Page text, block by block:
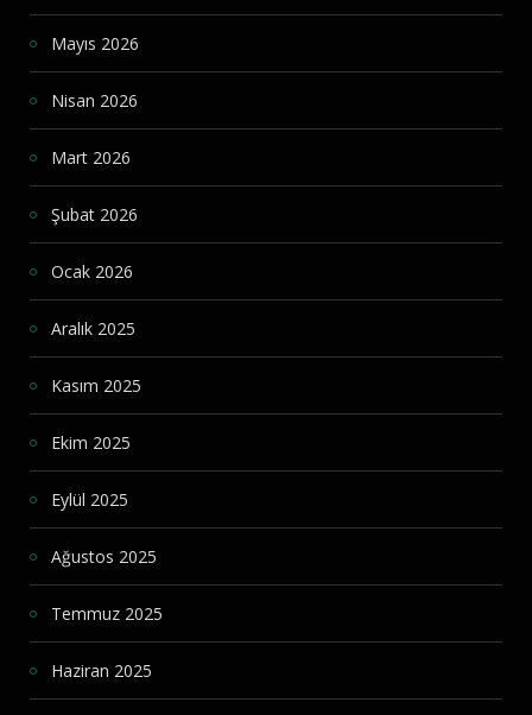
Mayıs 2026
Nisan 2026
Mart 2026
Şubat 2026
Ocak 2026
Aralık 2025
Kasım 2025
Ekim 2025
Eylül 2025
Ağustos 2025
Temmuz 2025
Haziran 2025